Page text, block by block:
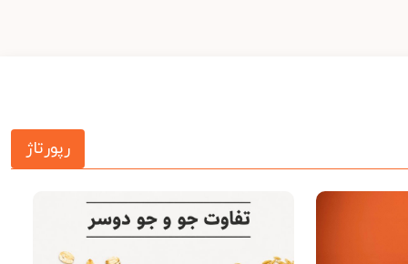
رپورتاژ